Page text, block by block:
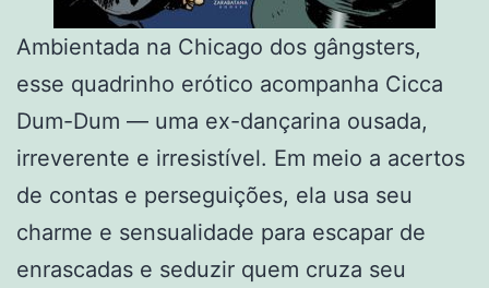
Ambientada na Chicago dos gângsters,
esse quadrinho erótico acompanha Cicca
Dum-Dum — uma ex-dançarina ousada,
irreverente e irresistível. Em meio a acertos
de contas e perseguições, ela usa seu
charme e sensualidade para escapar de
enrascadas e seduzir quem cruza seu